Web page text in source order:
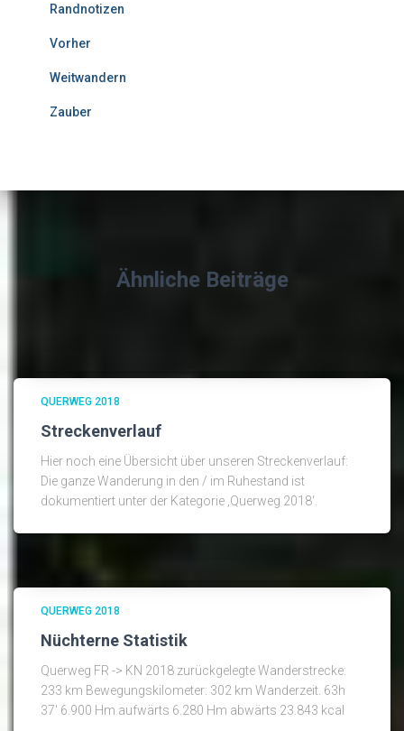
Randnotizen
Vorher
Weitwandern
Zauber
Ähnliche Beiträge
QUERWEG 2018
Streckenverlauf
Hier noch eine Übersicht über unseren Streckenverlauf:
Die ganze Wanderung in den / im Ruhestand ist
dokumentiert unter der Kategorie ‚Querweg 2018‘.
QUERWEG 2018
Nüchterne Statistik
Querweg FR -> KN 2018 zurückgelegte Wanderstrecke:
233 km Bewegungskilometer: 302 km Wanderzeit. 63h
37′ 6.900 Hm aufwärts 6.280 Hm abwärts 23.843 kcal